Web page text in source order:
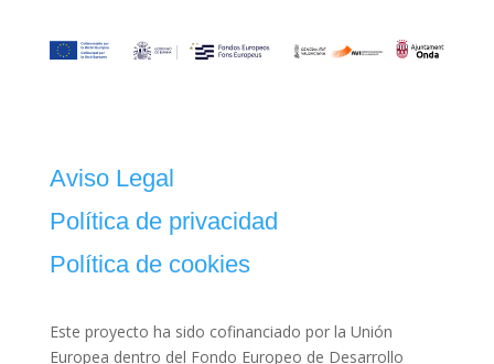
Aviso Legal
Política de privacidad
Política de cookies
Este proyecto ha sido cofinanciado por la Unión
Europea dentro del Fondo Europeo de Desarrollo